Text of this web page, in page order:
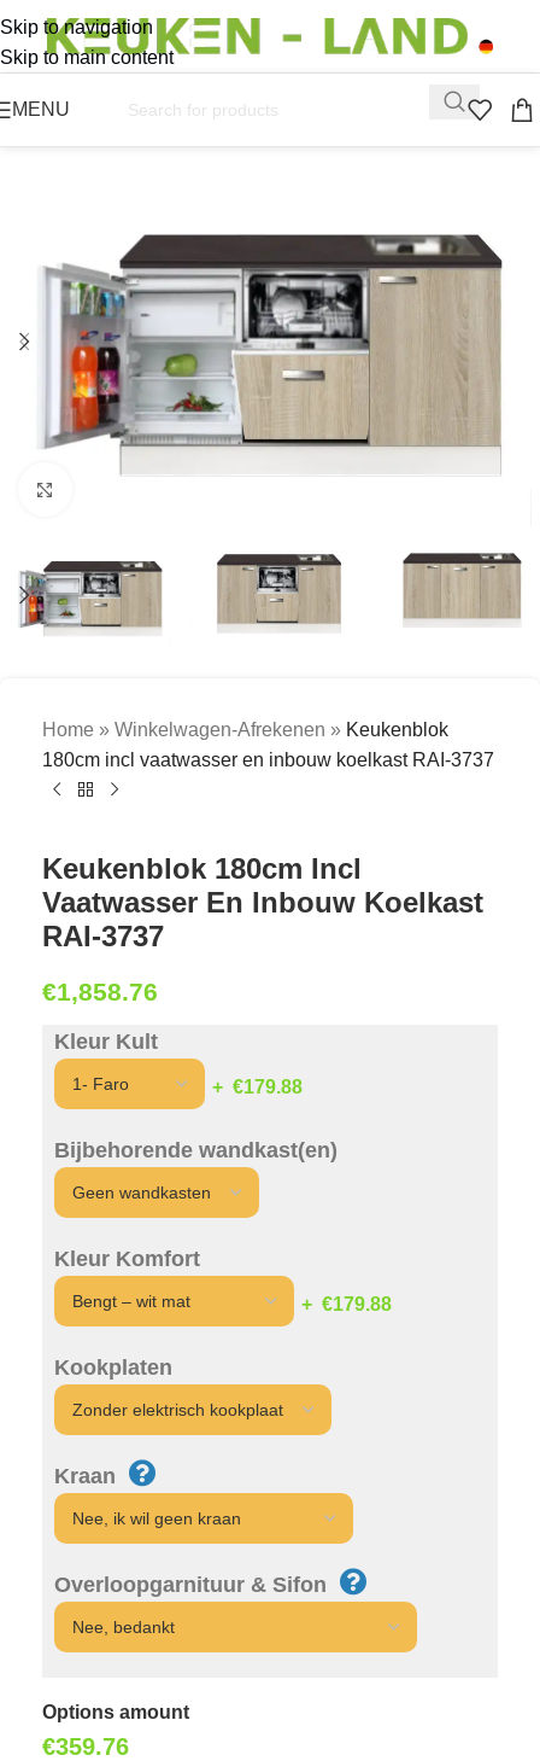
Skip to navigation
Skip to main content
MENU
Home » Winkelwagen-Afrekenen » Keukenblok
180cm incl vaatwasser en inbouw koelkast RAI-3737
Keukenblok 180cm Incl
Vaatwasser En Inbouw Koelkast
RAI-3737
€1,858.76
Kleur Kult
€179.88
Bijbehorende wandkast(en)
Kleur Komfort
€179.88
Kookplaten
Kraan
Overloopgarnituur & Sifon
Options amount
€359.76